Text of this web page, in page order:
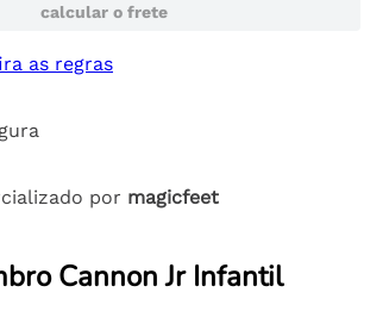
calcular o frete
as regras
por magicfeet
Cannon Jr Infantil